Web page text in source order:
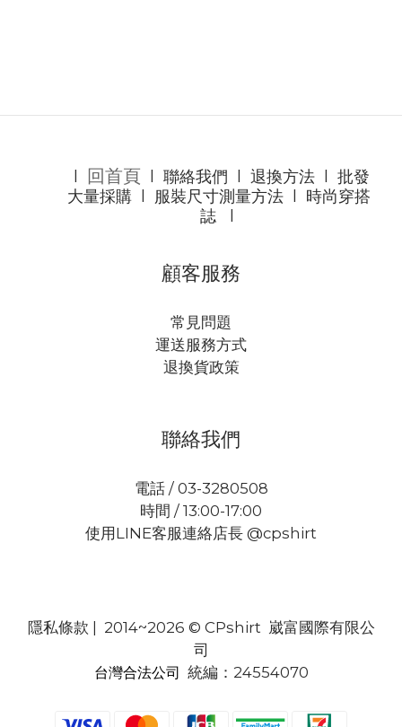
回首頁 聯絡我們 退換方法l 批發
大量採購
服裝尺寸測量方法
時尚穿搭
誌l
顧客服務
常見問題
運送服務方式
退換貨政策
聯絡我們
電話 / 03-3280508
時間 / 13:00-17:00
使用LINE客服連絡店長 @cpshirt
隱私條款 | 2014~2026 © CPshirt 崴富國際有限公
司
台灣合法公司 統編：24554070